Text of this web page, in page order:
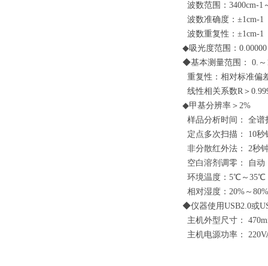
波数范围：3400cm-1
波数准确度：±1cm-1
波数重复性：±1cm-1
◆吸光度范围：
◆基本测量范围： 0.～
重复性：相对标准偏
线性相关系数R＞
◆甲基分辨率＞2%
样品分析时间： 全谱
定点多次扫描： 10
非分散红外法： 2秒
空白溶剂调零： 自动
环境温度：5℃～35℃
相对湿度：20%～80%
◆仪器使用USB2.0或
主机外型尺寸：
主机电源功率：